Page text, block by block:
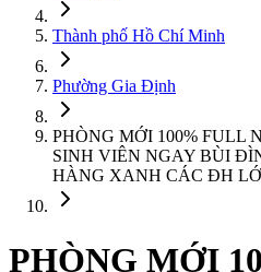
Thành phố Hồ Chí Minh
Phường Gia Định
PHÒNG MỚI 100% FULL
SINH VIÊN NGAY BÙI
HÀNG XANH CÁC ĐH
PHÒNG MỚI